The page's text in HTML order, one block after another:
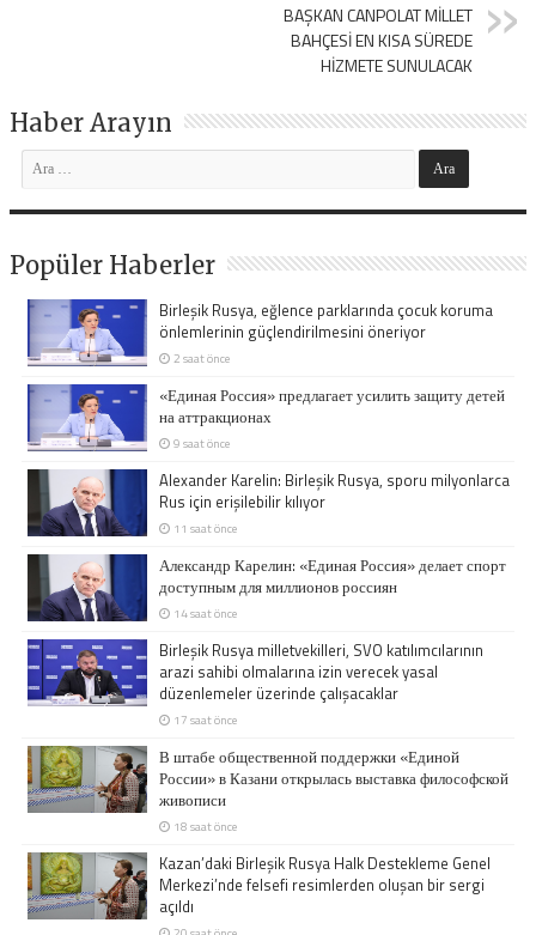
BAŞKAN CANPOLAT MİLLET
BAHÇESİ EN KISA SÜREDE
HİZMETE SUNULACAK
Haber Arayın
Popüler Haberler
Birleşik Rusya, eğlence parklarında çocuk koruma
önlemlerinin güçlendirilmesini öneriyor
2 saat önce
«Единая Россия» предлагает усилить защиту детей
на аттракционах
9 saat önce
Alexander Karelin: Birleşik Rusya, sporu milyonlarca
Rus için erişilebilir kılıyor
11 saat önce
Александр Карелин: «Единая Россия» делает спорт
доступным для миллионов россиян
14 saat önce
Birleşik Rusya milletvekilleri, SVO katılımcılarının
arazi sahibi olmalarına izin verecek yasal
düzenlemeler üzerinde çalışacaklar
17 saat önce
В штабе общественной поддержки «Единой
России» в Казани открылась выставка философской
живописи
18 saat önce
Kazan’daki Birleşik Rusya Halk Destekleme Genel
Merkezi’nde felsefi resimlerden oluşan bir sergi
açıldı